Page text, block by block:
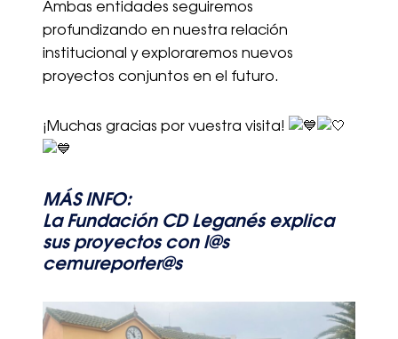
Ambas entidades seguiremos
profundizando en nuestra relación
institucional y exploraremos nuevos
proyectos conjuntos en el futuro.
¡Muchas gracias por vuestra visita!
MÁS INFO:
La Fundación CD Leganés explica
sus proyectos con l@s
cemureporter@s